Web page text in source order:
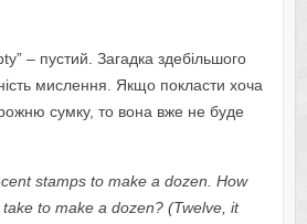
– пустий. Загадка здебільшого
мислення. Якщо покласти хоча
сумку, то вона вже не буде
cеnt stаmps tо mаkе а dоzеn. Hоw
tаkе tо mаkе а dоzеn? (Twеlvе, it